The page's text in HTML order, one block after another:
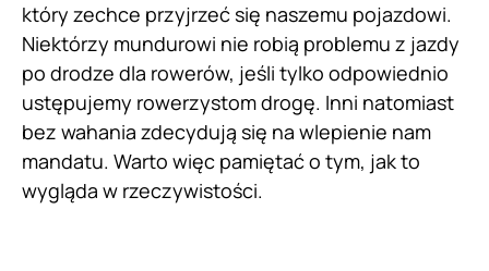
który zechce przyjrzeć się naszemu pojazdowi.
Niektórzy mundurowi nie robią problemu z jazdy
po drodze dla rowerów, jeśli tylko odpowiednio
ustępujemy rowerzystom drogę. Inni natomiast
bez wahania zdecydują się na wlepienie nam
mandatu. Warto więc pamiętać o tym, jak to
wygląda w rzeczywistości.